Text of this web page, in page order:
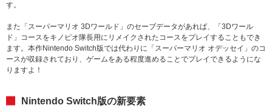
す。
また「スーパーマリオ 3Dワールド」のセーブデータがあれば、「3Dワール
ド」コースをキノピオ隊長用にリメイクされたコースをプレイすることもでき
ます。本作Nintendo Switch版では代わりに「スーパーマリオ オデッセイ」のコ
ースが収録されており、ゲームをある程度進めることでプレイできるようにな
りますよ！
Nintendo Switch版の新要素